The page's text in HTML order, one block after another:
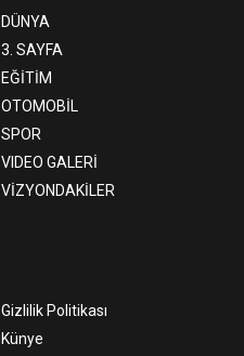
DÜNYA
3. SAYFA
EĞİTİM
OTOMOBİL
SPOR
VIDEO GALERİ
VİZYONDAKİLER
Gizlilik Politikası
Künye